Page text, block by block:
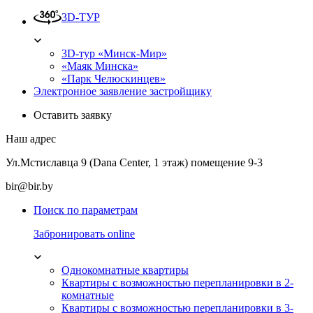
3D-ТУР
3D-тур «Минск-Мир»
«Маяк Минска»
«Парк Челюскинцев»
Электронное заявление застройщику
Оставить заявку
Наш адрес
Ул.Мстиславца 9 (Dana Center, 1 этаж) помещение 9-3
bir@bir.by
Поиск по параметрам
Забронировать online
Однокомнатные квартиры
Квартиры с возможностью перепланировки в 2-
комнатные
Квартиры с возможностью перепланировки в 3-